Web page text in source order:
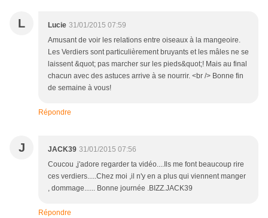
L Lucie 31/01/2015 07:59
Amusant de voir les relations entre oiseaux à la mangeoire.
Les Verdiers sont particulièrement bruyants et les mâles ne se
laissent &quot; pas marcher sur les pieds&quot;! Mais au final
chacun avec des astuces arrive à se nourrir. <br /> Bonne fin
de semaine à vous!
Répondre
J JACK39 31/01/2015 07:56
Coucou ,j'adore regarder ta vidéo....Ils me font beaucoup rire
ces verdiers.....Chez moi ,il n'y en a plus qui viennent manger
, dommage...... Bonne journée .BIZZ.JACK39
Répondre